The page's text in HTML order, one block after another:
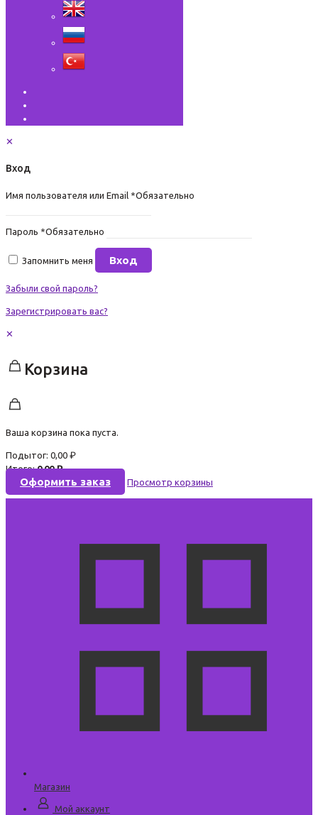
✕
Вход
Имя пользователя или Email *Обязательно
Пароль *Обязательно
Запомнить меня Вход
Забыли свой пароль?
Зарегистрировать вас?
✕
Корзина
Ваша корзина пока пуста.
Подытог: 0,00 ₽
Итого:0,00₽
Оформить заказ Просмотр корзины
Магазин
Мой аккаунт